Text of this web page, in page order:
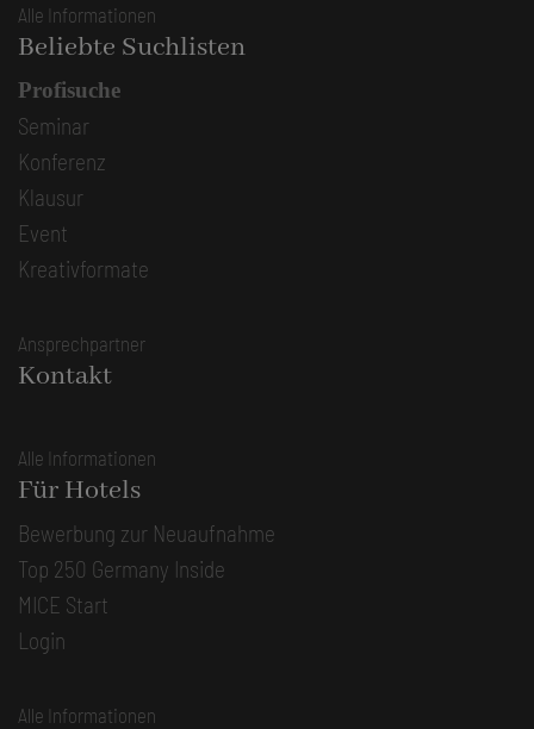
Alle Informationen
Beliebte Suchlisten
Profisuche
Seminar
Konferenz
Klausur
Event
Kreativformate
Ansprechpartner
Kontakt
Alle Informationen
Für Hotels
Bewerbung zur Neuaufnahme
Top 250 Germany Inside
MICE Start
Login
Alle Informationen